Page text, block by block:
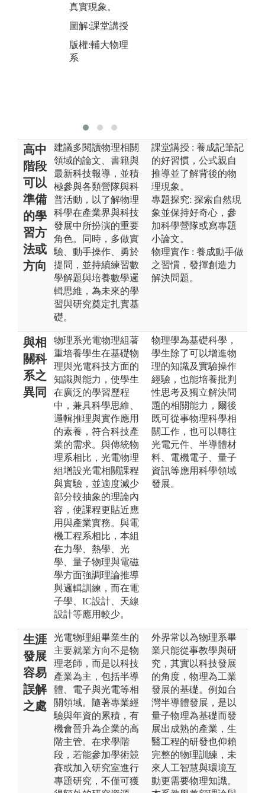
真實現象。
圖解:課堂講授
版權:輔大物理
系
高中
階段
可以
準備
的學
習方
法或
方向
建議多閱讀物理相關
領域的論文、書籍與
最新科技報導，並積
極參與各類營隊與科
普活動，以了解物理
科學在產業界與科技
發展中所扮演的重要
角色。同時，多做實
驗、動手操作、勇於
提問，並持續練習數
學解題與培養數學邏
輯思維，為未來的學
習與研究奠定扎實基
礎。
課堂講授 : 養成記筆記
的好習慣，公式親自
推導並了解背後的物
理現象。
專題探究: 探索自然現
象並保持好奇心，參
加科學營隊或寫專題
小論文。
物理實作 : 養成動手做
之習慣，發揮創造力
解決問題。
與相
關科
系之
異同
物理系光電物理組著
重培養學生在基礎物
理與光電科技方面的
知識與能力，使學生
在廣泛的學習歷程
中，兼具科學思維、
邏輯推理與實作應用
的素養，符合科技產
業的需求。與傳統物
理系相比，光電物理
組增設光電相關課程
與實驗，並適度減少
部分較抽象的理論內
容，使課程更貼近應
用與產業實務。與電
機工程系相比，本組
在力學、熱學、光
學、量子物理與電磁
學方面強調理論推導
與邏輯訓練，而在電
子學、IC設計、天線
設計等應用較少。
物理學為基礎科學，
學生除了可以增進物
理的知識及實驗操作
經驗，也能培養批判
性思考及獨立解決問
題的相關能力，爾後
既可從事物理科學相
關工作，也可以轉往
光電元件、半導體材
料、電機電子、量子
資訊等應用科學領域
發展。
生涯
發展
容易
誤解
之處
光電物理組畢業生的
主要就業方向不是物
理老師，而是以科技
產業為主，包括半導
體、電子與光電等相
關領域。隨著專業經
驗與年資的累積，有
機會晉升為企業的高
階主管。在求學階
段，若能參加學術競
賽或加入研究室進行
專題研究，不僅可獲
外界常以為物理系畢
業只能從事教學與研
究，其實以科技發展
的角度，物理為工業
發展的基礎。例如台
灣半導體發展，是以
量子物理為基礎而發
展出成熟的產業，生
醫工程的研發也仰賴
完整的物理訓練，未
來人工智慧與環境互
動更需要物理知識。